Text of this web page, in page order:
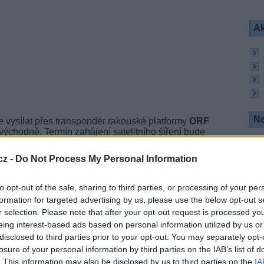
- Do Not Process My Personal Information
opt-out of the sale, sharing to third parties, or processing of your
for targeted advertising by us, please use the below opt-out
selection. Please note that after your opt-out request is processed
interest-based ads based on personal information utilized by us
to third parties prior to your opt-out. You may separately
of your personal information by third parties on the IAB’s list of
This information may also be disclosed by us to third parties on the
vysílat přes transpondér rakouské platformy ORF
Termín zahájení satelitního šíření bude
2
na satelitu